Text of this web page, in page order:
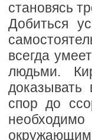
становясь
Добиться
всегда
людьми.
спор до